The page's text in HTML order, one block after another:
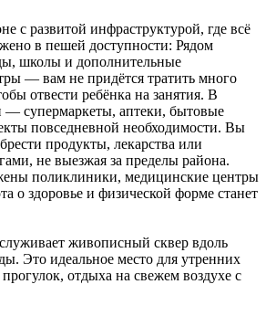
с развитой инфраструктурой, где всё
в пешей доступности: Рядом
школы и дополнительные
— вам не придётся тратить много
отвести ребёнка на занятия. В
— супермаркеты, аптеки, бытовые
повседневной необходимости. Вы
продукты, лекарства или
не выезжая за пределы района.
поликлиники, медицинские центры
о здоровье и физической форме станет
живописный сквер вдоль
Это идеальное место для утренних
отдыха на свежем воздухе с